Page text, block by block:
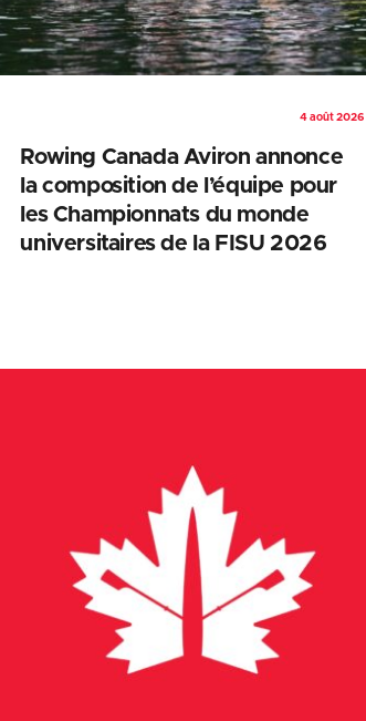
4 août 2026
Rowing Canada Aviron annonce
la composition de l’équipe pour
les Championnats du monde
universitaires de la FISU 2026